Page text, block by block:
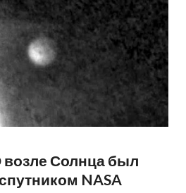
Солнца был
NASA